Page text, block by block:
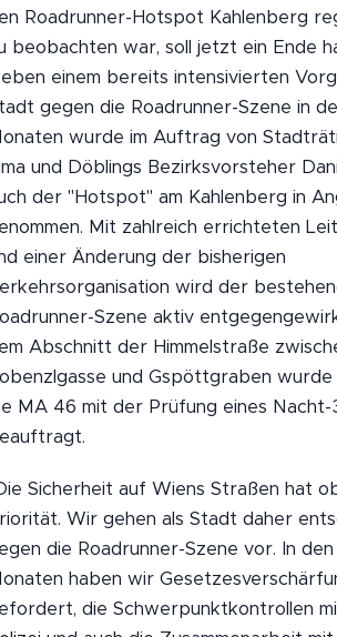
Roadrunner-Hotspot Kahlenberg
beobachten war, soll jetzt ein Ende
einem bereits intensivierten
gegen die Roadrunner-Szene in
wurde im Auftrag von
und Döblings Bezirksvorsteher
der "Hotspot" am Kahlenberg in
Mit zahlreich errichteten
einer Änderung der bisherigen
wird der
Szene aktiv
Abschnitt der Himmelstraße
und Gspöttgraben wurde
MA 46 mit der Prüfung eines Nacht-
Sicherheit auf Wiens Straßen hat
Wir gehen als Stadt daher
die Roadrunner-Szene vor. In
haben wir
die Schwerpunktkontrollen